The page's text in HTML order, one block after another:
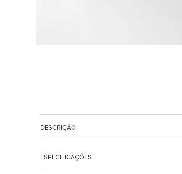
DESCRIÇÃO
ESPECIFICAÇÕES